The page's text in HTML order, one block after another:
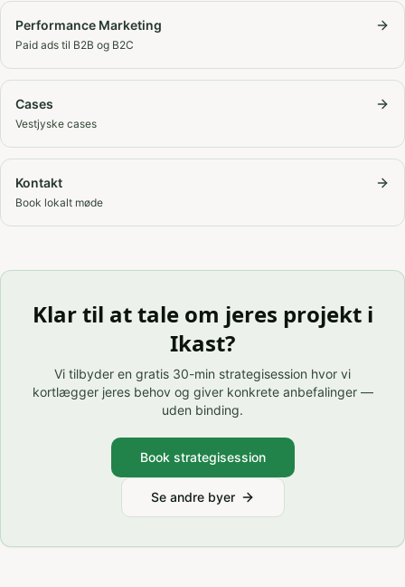
Performance Marketing
Paid ads til B2B og B2C
Cases
Vestjyske cases
Kontakt
Book lokalt møde
Klar til at tale om jeres projekt i
Ikast?
Vi tilbyder en gratis 30-min strategisession hvor vi
kortlægger jeres behov og giver konkrete anbefalinger —
uden binding.
Book strategisession
Se andre byer